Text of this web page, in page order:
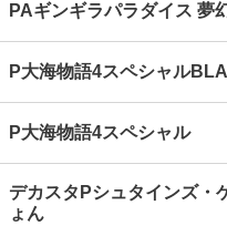
PAギンギラパラダイス 夢
P大海物語4スペシャル
P大海物語4スペシャル
デカスタPシュタインズ・
ょん